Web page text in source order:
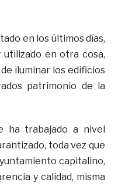
en los últimos días,
en otra cosa,
iluminar los edificios
patrimonio de la
ha trabajado a nivel
toda vez que
capitalino,
y calidad, misma